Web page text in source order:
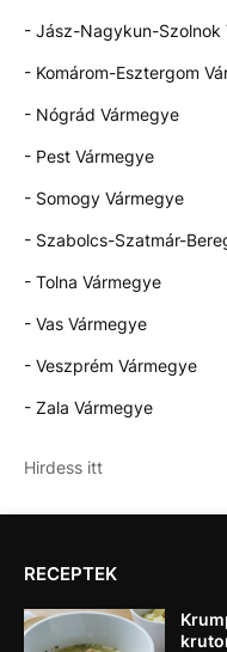
- Jász-Nagykun-Szolnok
- Komárom-Esztergom
- Nógrád Vármegye
- Pest Vármegye
- Somogy Vármegye
- Szabolcs-Szatmár-
- Tolna Vármegye
- Vas Vármegye
- Veszprém Vármegye
- Zala Vármegye
Hirdess itt
RECEPTEK